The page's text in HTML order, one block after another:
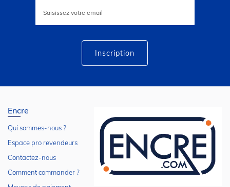
lettre
Inscription
Encre
Qui sommes-nous ?
Espace pro revendeurs
Contactez-nous
Comment commander ?